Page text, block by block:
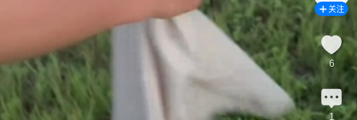
关注
6
1